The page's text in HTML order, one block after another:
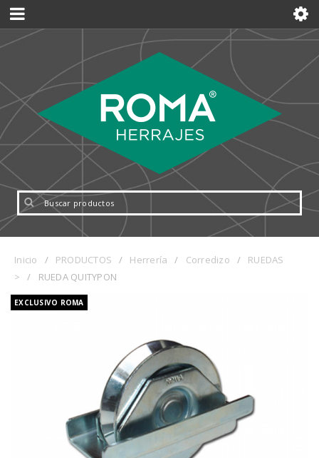
Inicio / PRODUCTOS / Herrería / Corredizo /
RUEDAS
>
/ RUEDA QUITYPON
EXCLUSIVO ROMA